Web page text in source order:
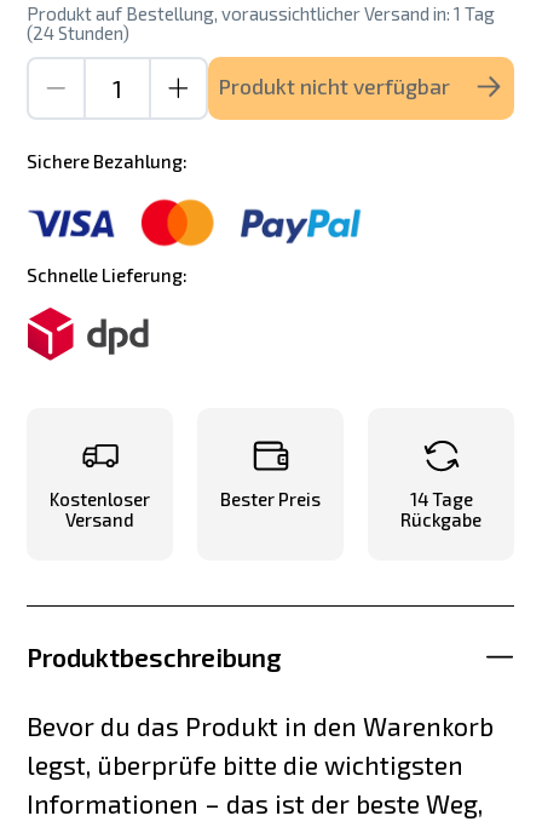
Produkt auf Bestellung, voraussichtlicher Versand in: 1 Tag
(24 Stunden)
Produkt nicht verfügbar
Sichere Bezahlung:
Schnelle Lieferung:
Kostenloser
Versand
Bester Preis
14 Tage
Rückgabe
Produktbeschreibung
Bevor du das Produkt in den Warenkorb
legst, überprüfe bitte die wichtigsten
Informationen – das ist der beste Weg,